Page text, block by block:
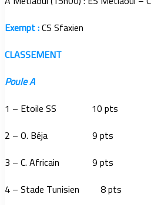
Exempt :CS Sfaxien
CLASSEMENT
Poule A
1 – Etoile SS 10 pts
2 – O. Béja 9 pts
3 – C. Africain 9 pts
4 – Stade Tunisien 8 pts